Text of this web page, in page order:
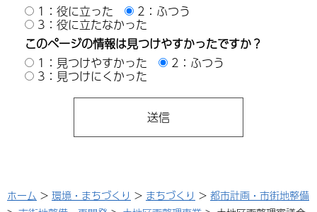
1：役に立った
2：ふつう
3：役に立たなかった
このページの情報は見つけやすかったですか？
1：見つけやすかった
2：ふつう
3：見つけにくかった
ホーム > 環境・まちづくり > まちづくり > 都市計画・市街地整備